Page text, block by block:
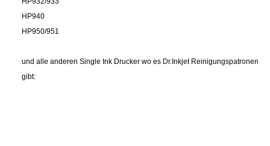
HP940
HP950/951
und alle anderen Single Ink Drucker wo es Dr.Inkjet Reinigungspatronen
gibt: